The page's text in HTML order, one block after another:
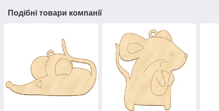
Подібні товари компанії